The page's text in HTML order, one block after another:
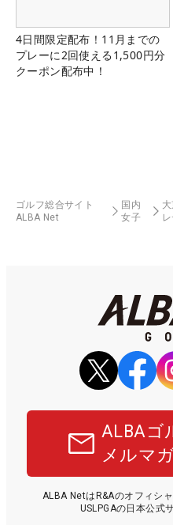
4日間限定配布！11月までの
プレーに2回使える1,500円分
クーポン配布中！
ゴルフ総合サイト
ALBA Net
国内
女子
ALBAゴ
メルマ
ALBA NetはR&Aのオフィシ
USLPGAの日本公式